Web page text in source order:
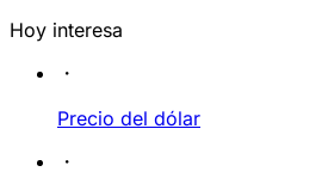
Hoy interesa
Precio del dólar